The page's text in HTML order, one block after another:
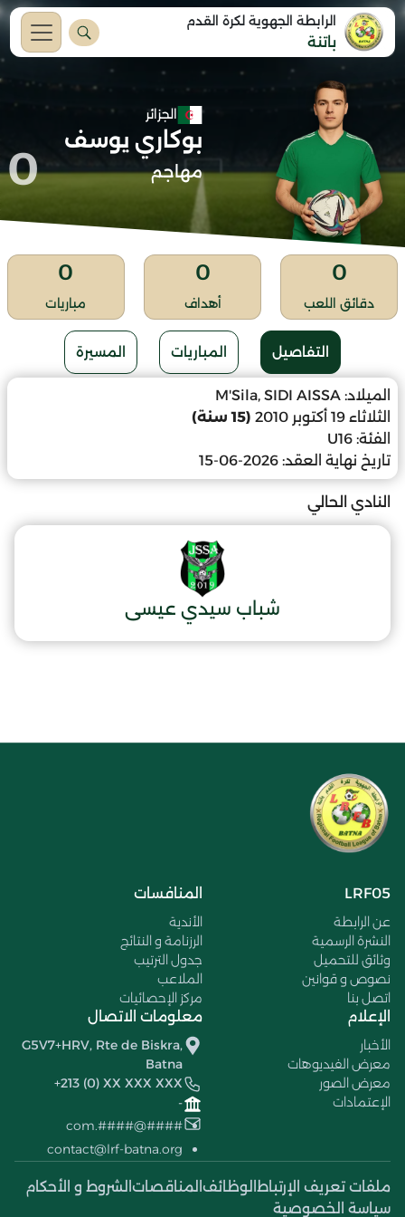
الرابطة الجهوية لكرة القدم
باتنة
الجزائر
بوكاري يوسف
مهاجم 0
0
دقائق اللعب
0
أهداف
0
مباريات
التفاصيل المباريات المسيرة
الميلاد: M'Sila, SIDI AISSA
الثلاثاء 19 أكتوبر 2010
(15 سنة)
الفئة: U16
تاريخ نهاية العقد: 2026-06-15
النادي الحالي
شباب سيدي عيسى
LRF05
عن الرابطة
النشرة الرسمية
وثائق للتحميل
نصوص و قوانين
اتصل بنا
المنافسات
الأندية
الرزنامة و النتائج
جدول الترتيب
الملاعب
مركز الإحصائيات
الإعلام
الأخبار
معرض الفيديوهات
معرض الصور
الإعتمادات
معلومات الاتصال
G5V7+HRV, Rte de Biskra,
Batna
+213 (0) XX XXX XXX
-
####@####.com
contact@lrf-batna.org
ملفات تعريف الإرتباط الوظائف المناقصات الشروط و الأحكام
سياسة الخصوصية